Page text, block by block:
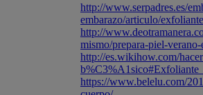
http://www.serpadres.es/
embarazo/articulo/
http://
mismo/prepara-piel-
http://es.wikihow.com/
https://www.belelu.com/